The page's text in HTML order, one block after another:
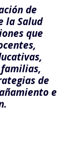
de
la Salud
que
de
e